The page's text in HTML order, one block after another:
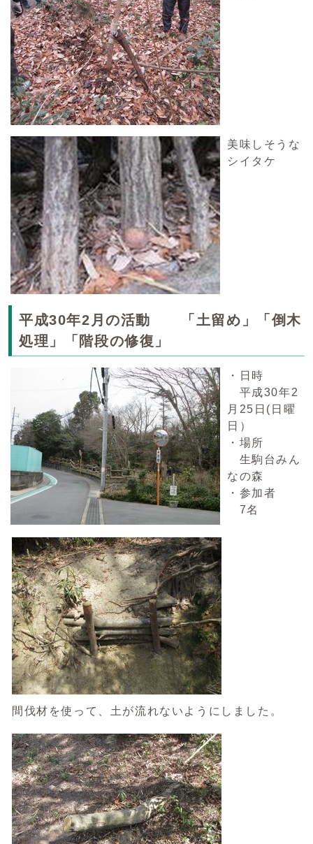
美味しそうな
シイタケ
平成30年2月の活動 「土留め」「倒木
処理」「階段の修復」
・日時
平成30年2
月25日(日曜
日）
・場所
生駒台みん
なの森
・参加者
7名
間伐材を使って、土が流れないようにしました。